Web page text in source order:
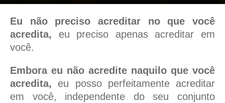
Eu não preciso acreditar no que você
acredita, eu preciso apenas acreditar em
você.
Embora eu não acredite naquilo que você
acredita, eu posso perfeitamente acreditar
em você, independente do seu conjunto